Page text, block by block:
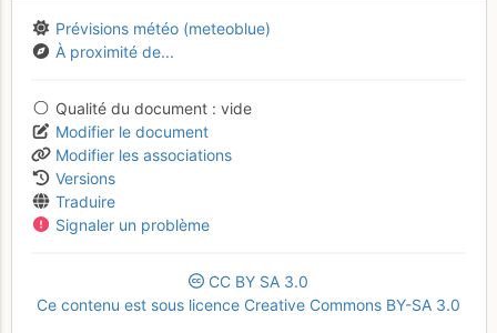
Prévisions météo (meteoblue)
À proximité de...
Qualité du document
vide
Modifier le document
Modifier les associations
Versions
Traduire
Signaler un problème
CC BY SA 3.0
Ce contenu est sous licence Creative Commons BY-SA 3.0